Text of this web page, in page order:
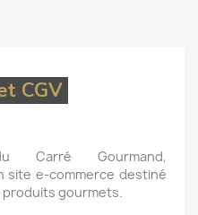
CGV
Gourmand,
site e-commerce destiné
gourmets.